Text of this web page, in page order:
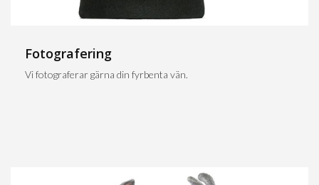
Fotografering
Vi fotograferar gärna din fyrbenta vän.